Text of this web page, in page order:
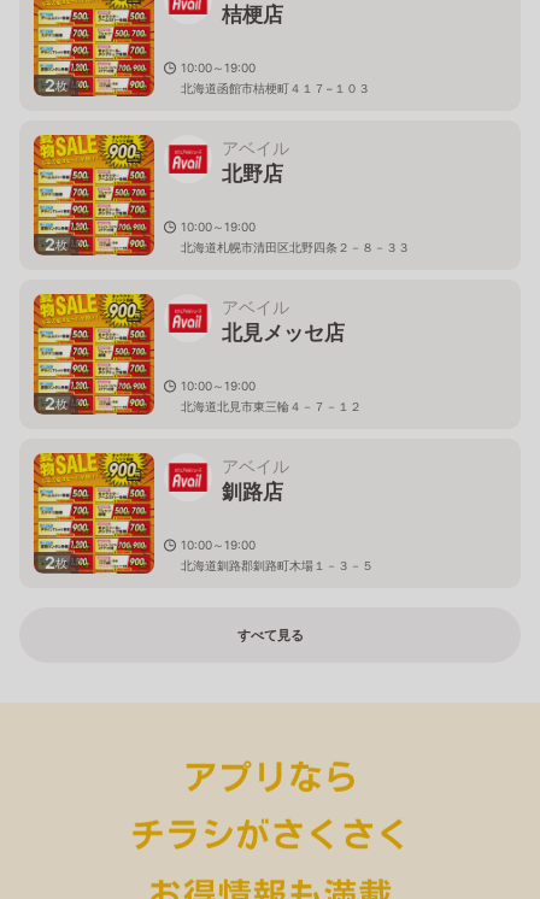
2枚
桔梗店
10:00～19:00
北海道函館市桔梗町４１７−１０３
2枚
アベイル
北野店
10:00～19:00
北海道札幌市清田区北野四条２－８－３３
2枚
アベイル
北見メッセ店
10:00～19:00
北海道北見市東三輪４－７－１２
2枚
アベイル
釧路店
10:00～19:00
北海道釧路郡釧路町木場１－３－５
すべて見る